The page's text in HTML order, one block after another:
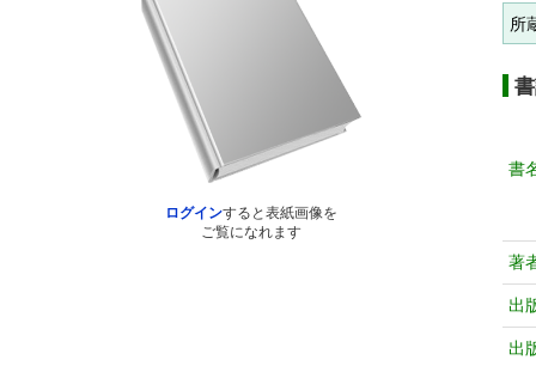
ログインすると表紙画像を
ご覧になれます
所
書
著
出
出